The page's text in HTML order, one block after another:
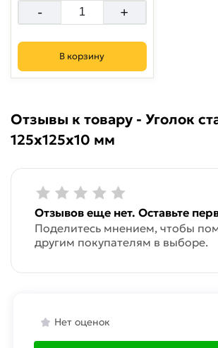
- +
В корзину
Отзывы к товару - Уголок
125х125х10 мм
Отзывов еще нет. Оставьте
Поделитесь мнением, чтобы
другим покупателям в выборе.
Нет оценок